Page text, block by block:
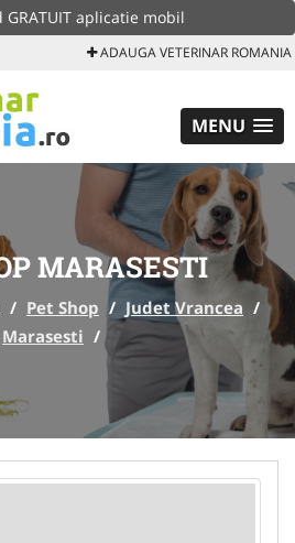
aplicatie mobil
ADAUGA VETERINAR ROMANIA
MENU
MARASESTI
/ Pet Shop / Judet Vrancea /
Marasesti /